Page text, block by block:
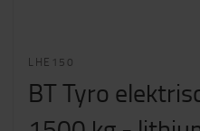
LHE150
BT Tyro